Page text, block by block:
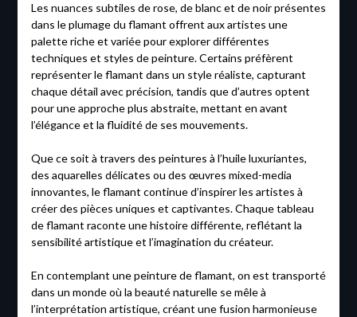
Les nuances subtiles de rose, de blanc et de noir présentes
dans le plumage du flamant offrent aux artistes une
palette riche et variée pour explorer différentes
techniques et styles de peinture. Certains préfèrent
représenter le flamant dans un style réaliste, capturant
chaque détail avec précision, tandis que d’autres optent
pour une approche plus abstraite, mettant en avant
l’élégance et la fluidité de ses mouvements.
Que ce soit à travers des peintures à l’huile luxuriantes,
des aquarelles délicates ou des œuvres mixed-media
innovantes, le flamant continue d’inspirer les artistes à
créer des pièces uniques et captivantes. Chaque tableau
de flamant raconte une histoire différente, reflétant la
sensibilité artistique et l’imagination du créateur.
En contemplant une peinture de flamant, on est transporté
dans un monde où la beauté naturelle se mêle à
l’interprétation artistique, créant une fusion harmonieuse